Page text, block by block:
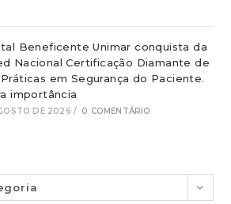
Beneficente Unimar conquista da
Nacional Certificação Diamante de
em Segurança do Paciente.
importância
DE 2026 / 0 COMENTÁRIO